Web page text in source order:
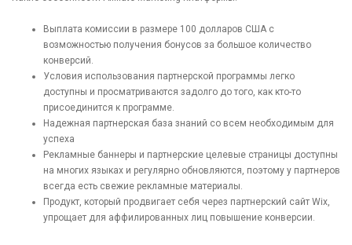
Выплата комиссии в размере 100 долларов США с
возможностью получения бонусов за большое количество
конверсий.
Условия использования партнерской программы легко
доступны и просматриваются задолго до того, как кто-то
присоединится к программе.
Надежная партнерская база знаний со всем необходимым для
успеха
Рекламные баннеры и партнерские целевые страницы доступны
на многих языках и регулярно обновляются, поэтому у партнеров
всегда есть свежие рекламные материалы.
Продукт, который продвигает себя через партнерский сайт Wix,
упрощает для аффилированных лиц повышение конверсии.